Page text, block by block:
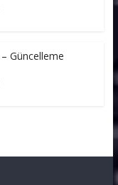
Güncelleme